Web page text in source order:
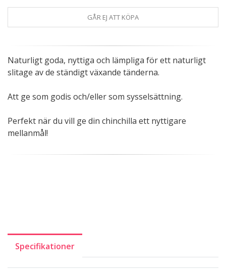
GÅR EJ ATT KÖPA
Naturligt goda, nyttiga och lämpliga för ett naturligt
slitage av de ständigt växande tänderna.
Att ge som godis och/eller som sysselsättning.
Perfekt när du vill ge din chinchilla ett nyttigare
mellanmål!
Specifikationer